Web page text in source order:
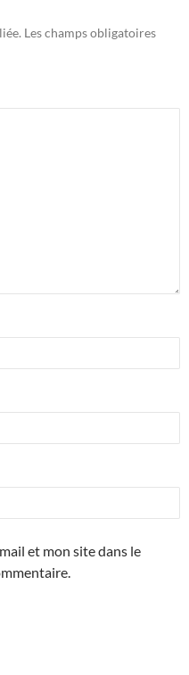
Les champs obligatoires
et mon site dans le